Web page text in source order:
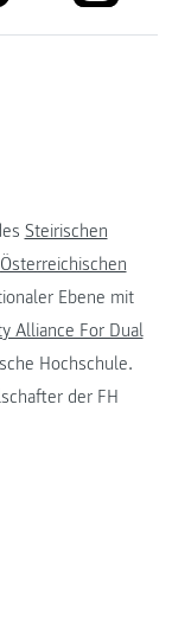
Steirischen
Österreichischen
Ebene mit
Alliance For Dual
Hochschule.
der FH